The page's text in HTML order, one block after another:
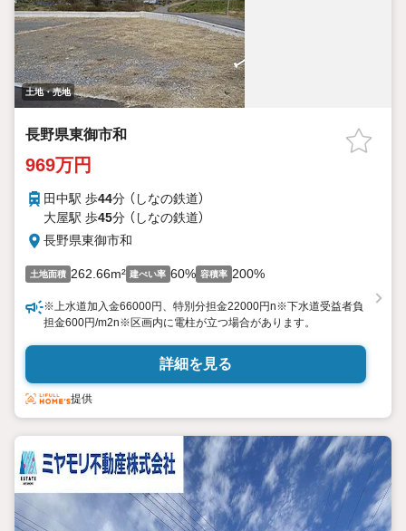
土地・売地
長野県東御市和
969万円
田中駅 歩44分 （しなの鉄道）
大屋駅 歩45分 （しなの鉄道）
長野県東御市和
土地面積 262.66m² 建ぺい率 60% 容積率 200%
※上水道加入金66000円、特別分担金22000円n※下水道受益者負
担金600円/m2n※区画内に電柱が立つ場合があります。
詳細を見る
提供